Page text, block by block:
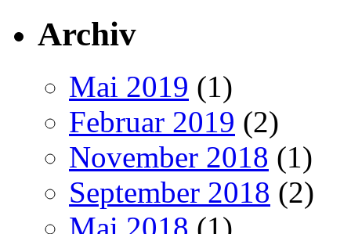
Archiv
Mai 2019 (1)
Februar 2019 (2)
November 2018 (1)
September 2018 (2)